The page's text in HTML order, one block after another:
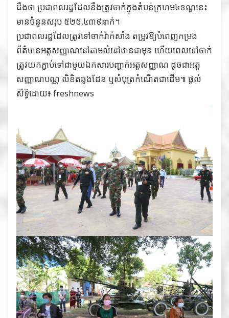
ដឹងថា ប្រជាពលរដ្ឋដែលនឹងត្រូវចាក់ក្នុងតំបន់ក្រហម៤ខណ្ឌនេះ
មានចំនួនសរុប ៥២៥,៤៣៩នាក់។
ប្រជាពលរដ្ឋដែលត្រូវទៅចាក់វ៉ាក់សាំង តម្រូវឱ្យបំពេញកម្រង
ព័ត៌មានអត្តសញ្ញាណនៅតាមលំនៅឋានជាមុន ហើយពេលទៅចាក់
ត្រូវយកភ្ជាប់ទៅជាមួយឯកសារបញ្ជាក់អត្តសញ្ញាណ ដូចជាអត្ត
សញ្ញាណបណ្ណ លិខិតឆ្លងដែន ឬសំបុត្រកំណើតជាដើម៕ ផ្តល់
សិទ្ធិដោយ៖ freshnews